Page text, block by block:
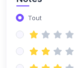
Tout